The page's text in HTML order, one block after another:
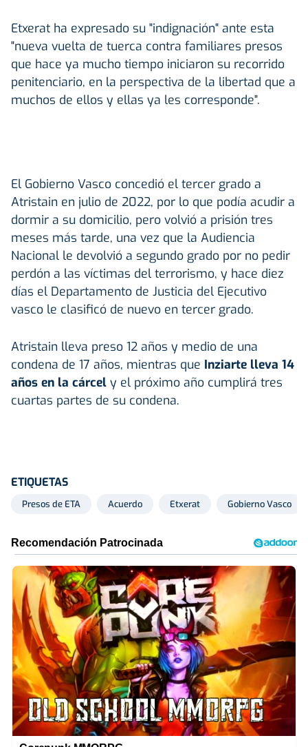
Etxerat ha expresado su "indignación" ante esta
"nueva vuelta de tuerca contra familiares presos
que hace ya mucho tiempo iniciaron su recorrido
penitenciario, en la perspectiva de la libertad que a
muchos de ellos y ellas ya les corresponde".
El Gobierno Vasco concedió el tercer grado a
Atristain en julio de 2022, por lo que podía acudir a
dormir a su domicilio, pero volvió a prisión tres
meses más tarde, una vez que la Audiencia
Nacional le devolvió a segundo grado por no pedir
perdón a las víctimas del terrorismo, y hace diez
días el Departamento de Justicia del Ejecutivo
vasco le clasificó de nuevo en tercer grado.
Atristain lleva preso 12 años y medio de una
condena de 17 años, mientras que Inziarte lleva 14
años en la cárcel y el próximo año cumplirá tres
cuartas partes de su condena.
ETIQUETAS
Presos de ETA Acuerdo Etxerat Gobierno Vasco